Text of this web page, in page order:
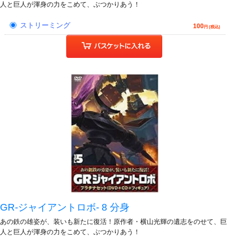
人と巨人が渾身の力をこめて、ぶつかりあう！
ストリーミング 100円 (税込)
GR-ジャイアントロボ- 8 分身
あの鉄の雄姿が、装いも新たに復活！原作者・横山光輝の遺志をのせて、巨
人と巨人が渾身の力をこめて、ぶつかりあう！